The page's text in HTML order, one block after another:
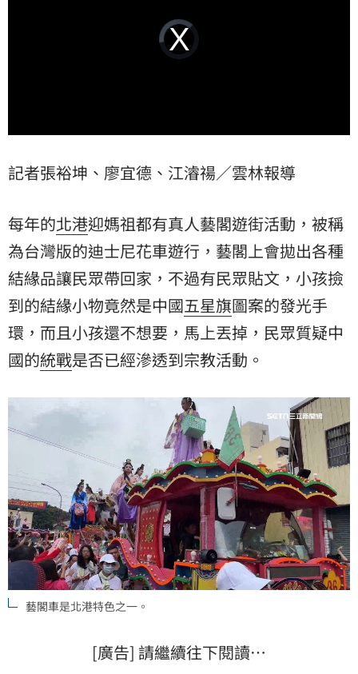
Video
Player
loading.
記者張裕坤、廖宜德、江濬禓／雲林報導
每年的北港迎媽祖都有真人藝閣遊街活動，被稱
為台灣版的迪士尼花車遊行，藝閣上會拋出各種
結緣品讓民眾帶回家，不過有民眾貼文，小孩撿
到的結緣小物竟然是中國五星旗圖案的發光手
環 ，而且小孩還不想要，馬上丟掉，民眾質疑中
國的統戰是否已經滲透到宗教活動。
藝閣車是北港特色之一。
[廣告] 請繼續往下閱讀…